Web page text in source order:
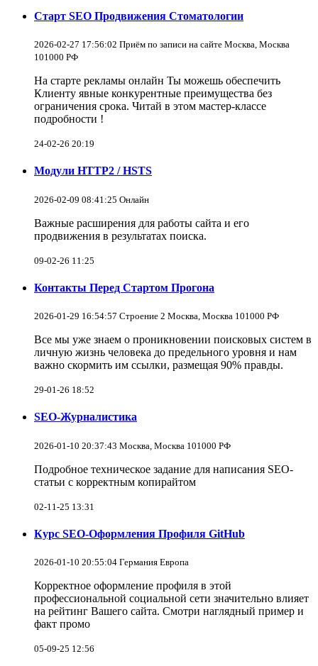
Старт SEO Продвижения Стоматологии
2026-02-27 17:56:02 Приём по записи на сайте Москва, Москва
101000 РФ
На старте рекламы онлайн Ты можешь обеспечить
Клиенту явные конкурентные преимущества без
ограничения срока. Читай в этом мастер-классе
подробности !
24-02-26 20:19
Модули HTTP2 / HSTS
2026-02-09 08:41:25 Онлайн
Важные расширения для работы сайта и его
продвижения в результатах поиска.
09-02-26 11:25
Контакты Перед Стартом Прогона
2026-01-29 16:54:57 Строение 2 Москва, Москва 101000 РФ
Все мы уже знаем о проникновении поисковых систем в
личную жизнь человека до предельного уровня и нам
важно скормить им ссылки, размещая 90% правды.
29-01-26 18:52
SEO-Журналистика
2026-01-10 20:37:43 Москва, Москва 101000 РФ
Подробное техническое задание для написания SEO-
статьи с корректным копирайтом
02-11-25 13:31
Курс SEO-Оформления Профиля GitHub
2026-01-10 20:55:04 Германия Европа
Корректное оформление профиля в этой
профессиональной социальной сети значительно влияет
на рейтинг Вашего сайта. Смотри наглядный пример и
факт промо
05-09-25 12:56